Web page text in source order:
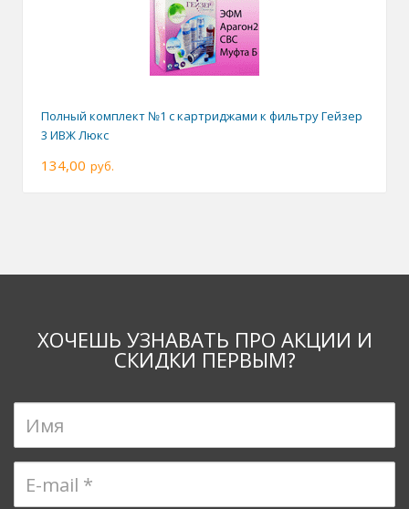
Полный комплект №1 с картриджами к фильтру Гейзер
3 ИВЖ Люкс
134,00 руб.
ХОЧЕШЬ УЗНАВАТЬ ПРО АКЦИИ И
СКИДКИ ПЕРВЫМ?